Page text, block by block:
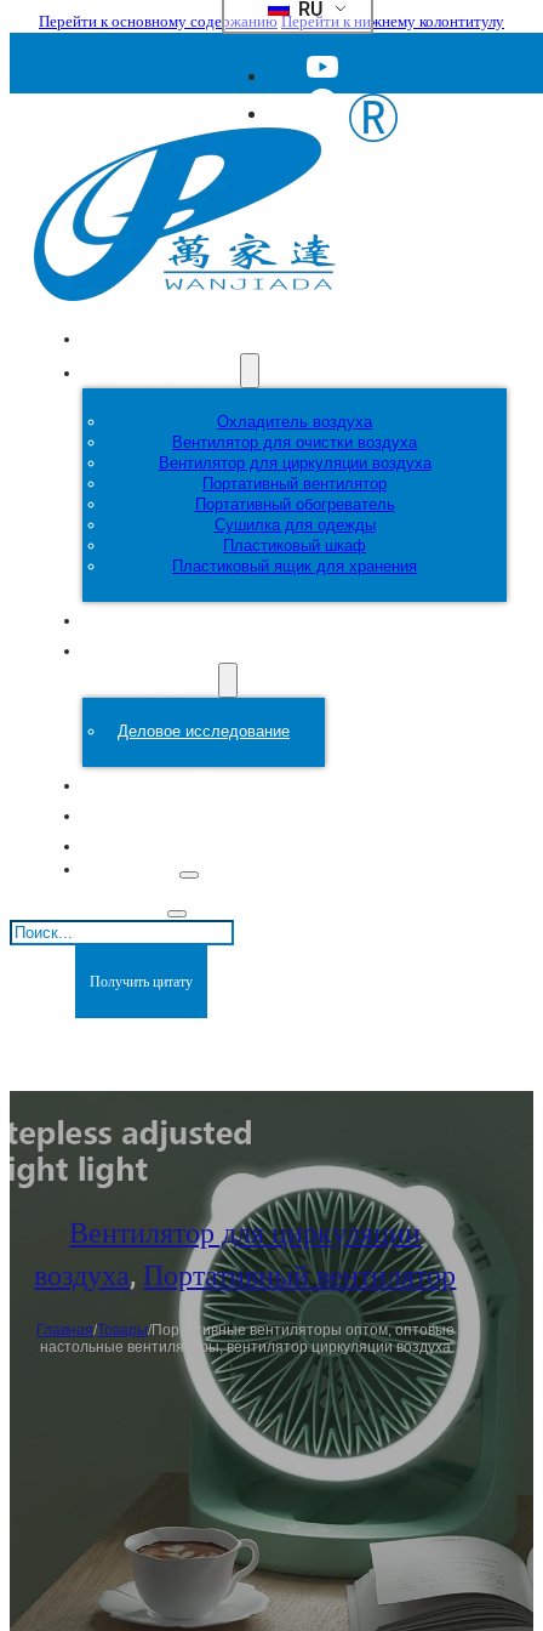
Перейти к основному содержаниюПерейти к нижнему колонтитулу
RU
Охладитель воздуха
Вентилятор для очистки воздуха
Вентилятор для циркуляции воздуха
Портативный вентилятор
Портативный обогреватель
Сушилка для одежды
Пластиковый шкаф
Пластиковый ящик для хранения
Деловое исследование
Поиск
Получить цитату
Вентилятор для циркуляции
воздуха,Портативный вентилятор
Главная/Товары/Портативные вентиляторы оптом, оптовые
настольные вентиляторы, вентилятор циркуляции воздуха